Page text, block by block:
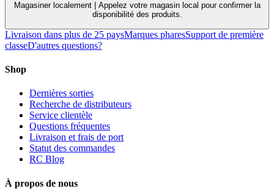
Magasiner localement |
Appelez votre magasin local pour confirmer la
disponibilité des produits.
Livraison dans plus de 25 paysMarques pharesSupport de première
classeD'autres questions?
Shop
Dernières sorties
Recherche de distributeurs
Service clientèle
Questions fréquentes
Livraison et frais de port
Statut des commandes
RC Blog
À propos de nous